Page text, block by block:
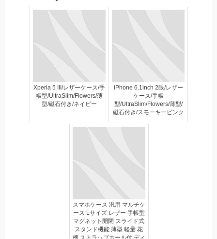
Xperia 5 III/レザーケース/手
帳型/UltraSlim/Flowers/薄
型/磁石付き/ネイビー
iPhone 6.1inch 2眼/レザー
ケース/手帳
型/UltraSlim/Flowers/薄型/
磁石付き/スモーキーピンク
スマホケース 汎用 マルチケ
ース Lサイズ レザー 手帳型
マグネット開閉 スライド式
スタンド機能 薄型 軽量 花
柄 ストラップホール付 ディ